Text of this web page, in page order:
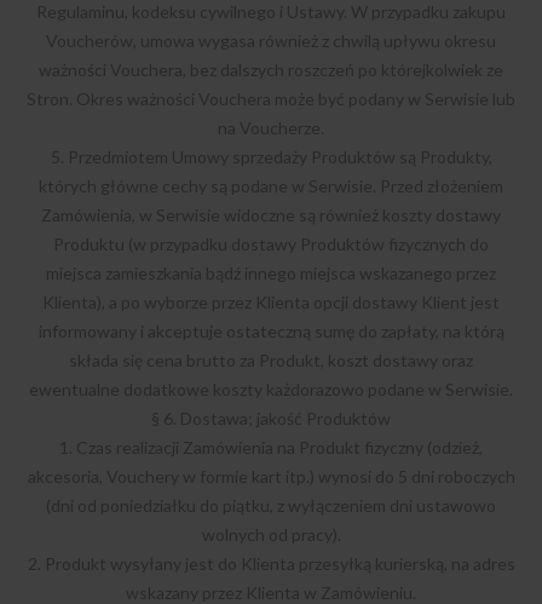
Regulaminu, kodeksu cywilnego i Ustawy. W przypadku zakupu
Voucherów, umowa wygasa również z chwilą upływu okresu
ważności Vouchera, bez dalszych roszczeń po którejkolwiek ze
Stron. Okres ważności Vouchera może być podany w Serwisie lub
na Voucherze.
5. Przedmiotem Umowy sprzedaży Produktów są Produkty,
których główne cechy są podane w Serwisie. Przed złożeniem
Zamówienia, w Serwisie widoczne są również koszty dostawy
Produktu (w przypadku dostawy Produktów fizycznych do
miejsca zamieszkania bądź innego miejsca wskazanego przez
Klienta), a po wyborze przez Klienta opcji dostawy Klient jest
informowany i akceptuje ostateczną sumę do zapłaty, na którą
składa się cena brutto za Produkt, koszt dostawy oraz
ewentualne dodatkowe koszty każdorazowo podane w Serwisie.
§ 6. Dostawa; jakość Produktów
1. Czas realizacji Zamówienia na Produkt fizyczny (odzież,
akcesoria, Vouchery w formie kart itp.) wynosi do 5 dni roboczych
(dni od poniedziałku do piątku, z wyłączeniem dni ustawowo
wolnych od pracy).
2. Produkt wysyłany jest do Klienta przesyłką kurierską, na adres
wskazany przez Klienta w Zamówieniu.